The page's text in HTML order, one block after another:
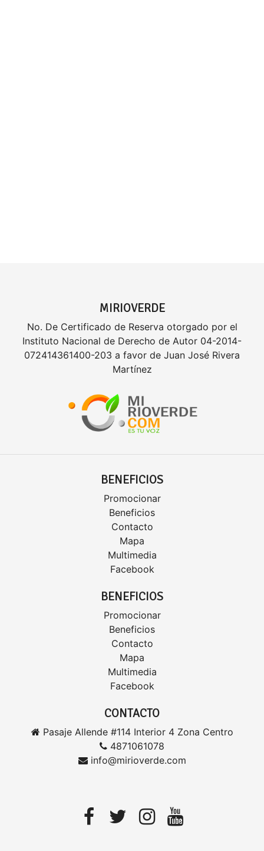
MIRIOVERDE
No. De Certificado de Reserva otorgado por el
Instituto Nacional de Derecho de Autor 04-2014-
072414361400-203 a favor de Juan José Rivera
Martínez
BENEFICIOS
Promocionar
Beneficios
Contacto
Mapa
Multimedia
Facebook
BENEFICIOS
Promocionar
Beneficios
Contacto
Mapa
Multimedia
Facebook
CONTACTO
Pasaje Allende #114 Interior 4 Zona Centro
4871061078
info@mirioverde.com